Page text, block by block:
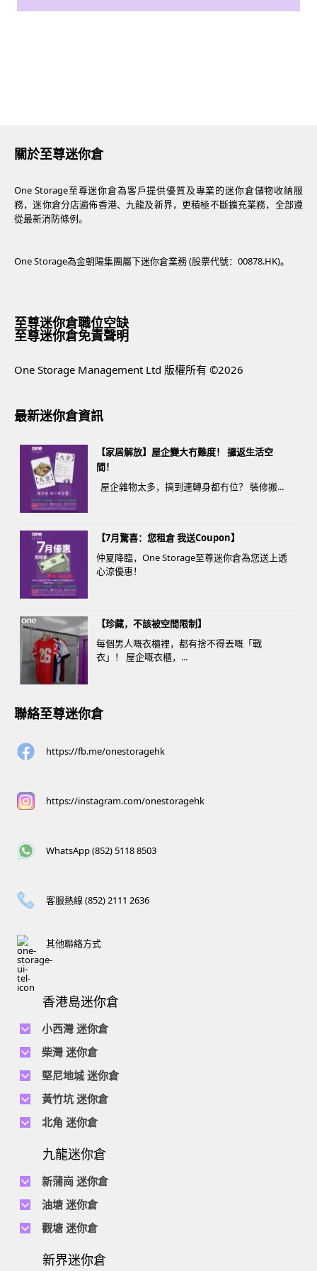
關於至尊迷你倉
One Storage至尊迷你倉為客戶提供優質及專業的迷你倉儲物收納服
務，迷你倉分店遍佈香港、九龍及新界，更積極不斷擴充業務，全部遵
從最新消防條例。
One Storage為金朝陽集團屬下迷你倉業務 (股票代號：00878.HK)。
至尊迷你倉職位空缺
至尊迷你倉免責聲明
One Storage Management Ltd 版權所有 ©2026
最新迷你倉資訊
【家居解放】屋企變大冇難度！ 攞返生活空
間！
屋企雜物太多，搞到連轉身都冇位？ 裝修搬...
【7月驚喜：您租倉 我送Coupon】
仲夏降臨，One Storage至尊迷你倉為您送上透
心涼優惠！
【珍藏，不該被空間限制】
每個男人嘅衣櫃裡，都有捨不得丟嘅「戰
衣」！ 屋企嘅衣櫃，...
聯絡至尊迷你倉
https://fb.me/onestoragehk
https://instagram.com/onestoragehk
WhatsApp (852) 5118 8503
客服熱線 (852) 2111 2636
其他聯絡方式
香港島迷你倉
小西灣 迷你倉
電話 :2111 1062
地址 : 柴灣新業街5號王子工業大廈4樓
地址 : 柴灣新業街11號森龍工業大廈7樓B室
柴灣 迷你倉
電話 :2194 0038
地址 : 柴灣祥利街7號萬峰工業大廈6樓C室
地址 : 柴灣利眾街20號柴灣中心工業大廈6樓B室及14樓B1室
堅尼地城 迷你倉
電話 : 2623 0280
地址 : 堅尼地城士美菲路12P號祥興工業大廈9樓
黃竹坑 迷你倉
電話 :2680 9691
地址 : 黃竹坑道18號瑞琪工業大廈14樓A室
電話 :2116 8113
北角 迷你倉
地址 : 香港屈臣道4-6號海景大廈B座10樓4&6室
九龍迷你倉
新蒲崗 迷你倉
電話 :2111 0509
地址 : 新蒲崗景福街106號太子工業大廈15樓B室
地址 : 新蒲崗五芳街8號利嘉工業大廈9樓CD室
油塘 迷你倉
電話 :2623 0300
地址 : 油塘四山街4號華輝工業大廈一樓C室
觀塘 迷你倉
地址 : 觀塘偉業街146號美嘉工業大廈5樓A室
新界迷你倉